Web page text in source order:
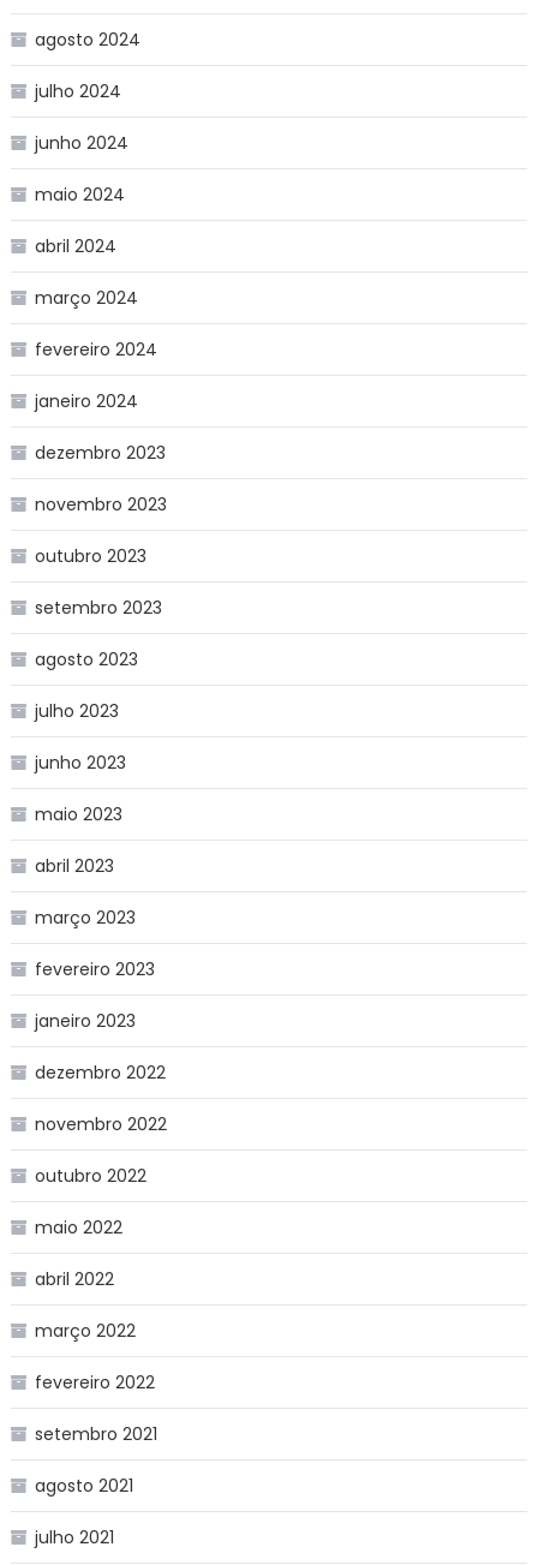
agosto 2024
julho 2024
junho 2024
maio 2024
abril 2024
março 2024
fevereiro 2024
janeiro 2024
dezembro 2023
novembro 2023
outubro 2023
setembro 2023
agosto 2023
julho 2023
junho 2023
maio 2023
abril 2023
março 2023
fevereiro 2023
janeiro 2023
dezembro 2022
novembro 2022
outubro 2022
maio 2022
abril 2022
março 2022
fevereiro 2022
setembro 2021
agosto 2021
julho 2021